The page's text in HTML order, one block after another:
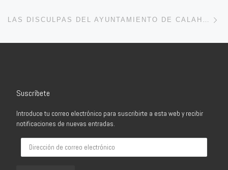
Suscríbete
Introduce tu correo electrónico para suscribirte a esta web y recibir
notificaciones de nuevas entradas.